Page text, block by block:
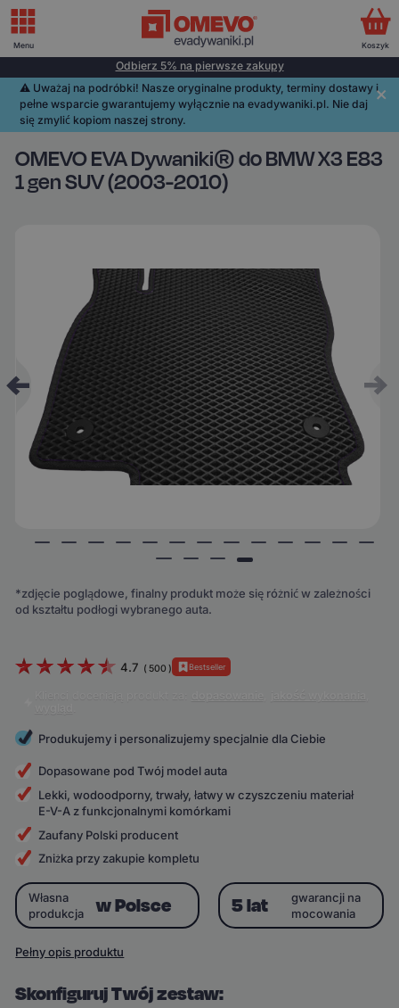
Odbierz 5% na pierwsze zakupy
⚠️️ Uważaj na podróbki! Nasze oryginalne produkty, terminy dostawy i
pełne wsparcie gwarantujemy wyłącznie na evadywaniki.pl. Nie daj
się zmylić kopiom naszej strony.
OMEVO EVA Dywaniki® do BMW X3 E83
1 gen SUV (2003-2010)
*zdjęcie poglądowe, finalny produkt może się różnić w zależności
od kształtu podłogi wybranego auta.
4.7 ( 500 ) Bestseller
Klienci doceniają produkt za: dopasowanie
wygląd
Produkujemy i personalizujemy specjalnie dla Ciebie
Dopasowane pod Twój model auta
Lekki, wodoodporny, trwały, łatwy w czyszczeniu materiał
E-V-A z funkcjonalnymi komórkami
Zaufany Polski producent
Zniżka przy zakupie kompletu
Skonfiguruj Twój zestaw:
Własna
produkcja
w Polsce 5 lat
gwarancji na
mocowania
Pełny opis produktu
Menu Koszyk